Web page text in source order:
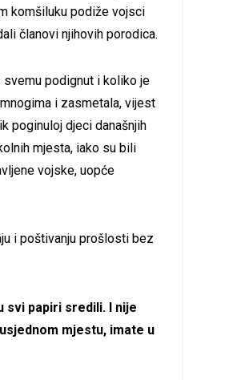
komšiluku podiže vojsci
članovi njihovih porodica.
podignut i koliko je
i zasmetala, vijest
poginuloj djeci današnjih
mjesta, iako su bili
vojske, uopće
i poštivanju prošlosti bez
svi papiri sredili. I nije
mjestu, imate u